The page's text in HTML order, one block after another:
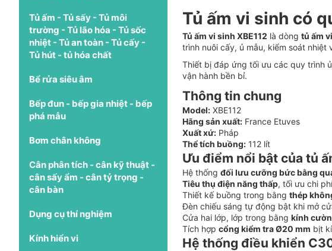
Tủ ấm - Tủ sấy - Tủ môi
trường - Tủ lão hóa - Tủ sốc
nhiệt - Tủ an toàn - Tủ cấy -
Tủ hút - tủ hóa chất
Bể rửa siêu âm
Bếp đun - bếp gia nhiệt - bếp
phá mẫu
Bơm chân không
Cân phân tích - cân kỹ thuật -
cân sấy ẩm - cân tỷ trọng -
cân bàn
Dụng cụ thí nghiệm
Kính hiển vi
Tủ ấm vi sinh có
Tủ ấm vi sinh XBE112 là dòng tủ ấm
trình nuôi cấy, ủ mẫu, kiểm soát
Thiết bị đáp ứng tối ưu các quy trình
vận hành bền bỉ.
Thông tin chung
Model: XBE112
Hãng sản xuất: France Etuves
Xuất xứ: Pháp
Thể tích buồng: 112 lít
Ưu điểm nổi bật của tủ
Hệ thống đối lưu cưỡng bức bằng
Tiêu thụ điện năng thấp, tối ưu chi
Thiết kế buồng trong bằng thép
Đèn chiếu sáng tự động bật khi mở
Cửa hai lớp, lớp trong bằng kính
Tích hợp cổng kiểm tra Ø20 mm bịt
Hệ thống điều khiển